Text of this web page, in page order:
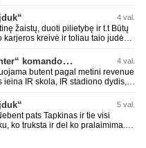
4 val.
žaistų, duoti pilietybę ir t.t Būtų
kreivė ir toliau taio judės,
L. Messi gerokai pakėlė Majamio „Inter“ komandos vertę 4 val.
butent pagal metini revenue
IR skola, IR stadiono dydis,
kas stipriai prisidejo prie
tie 200 pamineti cia yra visiskai
apie klubo vertes kelima, arba
5 val.
pats Tapkinas ir tie visi
ko truksta ir del ko pralaimima.